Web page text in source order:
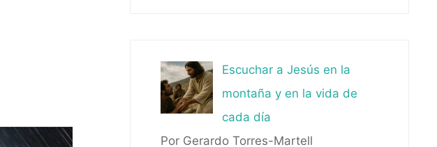
Escuchar a Jesús en la
montaña y en la vida de
cada día
Por Gerardo Torres-Martell